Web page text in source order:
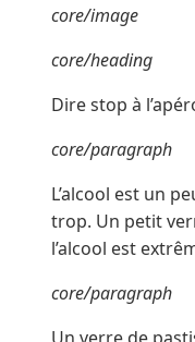
core/image
core/heading
Dire stop à
core/paragraph
L’alcool est un
trop. Un petit
l’alcool est
core/paragraph